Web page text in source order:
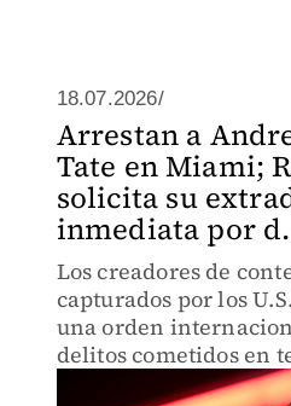
18.07.2026/
Arrestan a
Tate en Miami;
solicita su
inmediata por
Los creadores de
capturados por los
una orden
delitos cometidos en
entre 2010 y 2017.